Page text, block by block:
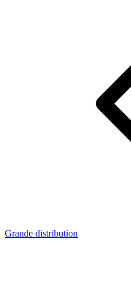
Grande distribution